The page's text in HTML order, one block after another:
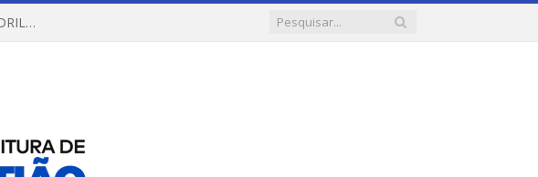
REGULAMENTO DO X CONCURSO INTERMUNICIPAL DE QUADRILHAS JUNINAS – 2026 – ARRAIÁ DA VENEZA